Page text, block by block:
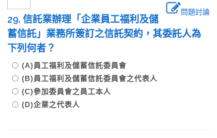
問題討論
29. 信託業辦理「企業員工福利及儲
蓄信託」業務所簽訂之信託契約，其委託人為
下列何者？
(A)員工福利及儲蓄信託委員會
(B)員工福利及儲蓄信託委員會之代表人
(C)參加委員會之員工本人
(D)企業之代表人